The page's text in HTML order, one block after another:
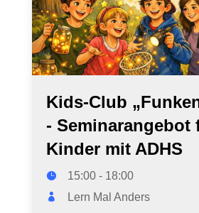
Kids-Club
- Seminarangebot
Kinder mit ADHS
15:00 - 18:00
Lern Mal Anders